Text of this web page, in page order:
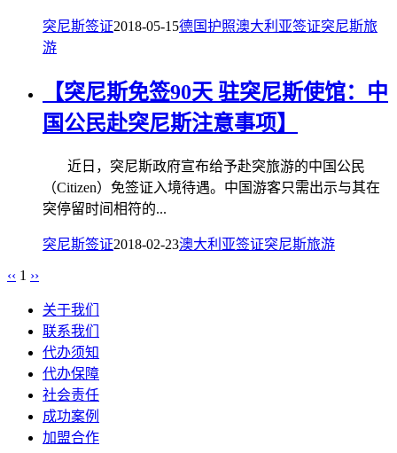
突尼斯签证2018-05-15德国护照澳大利亚签证突尼斯旅
游
【突尼斯免签90天 驻突尼斯使馆：中
国公民赴突尼斯注意事项】
近日，突尼斯政府宣布给予赴突旅游的中国公民
（Citizen）免签证入境待遇。中国游客只需出示与其在
突停留时间相符的...
突尼斯签证2018-02-23澳大利亚签证突尼斯旅游
‹‹ 1 ››
关于我们
联系我们
代办须知
代办保障
社会责任
成功案例
加盟合作